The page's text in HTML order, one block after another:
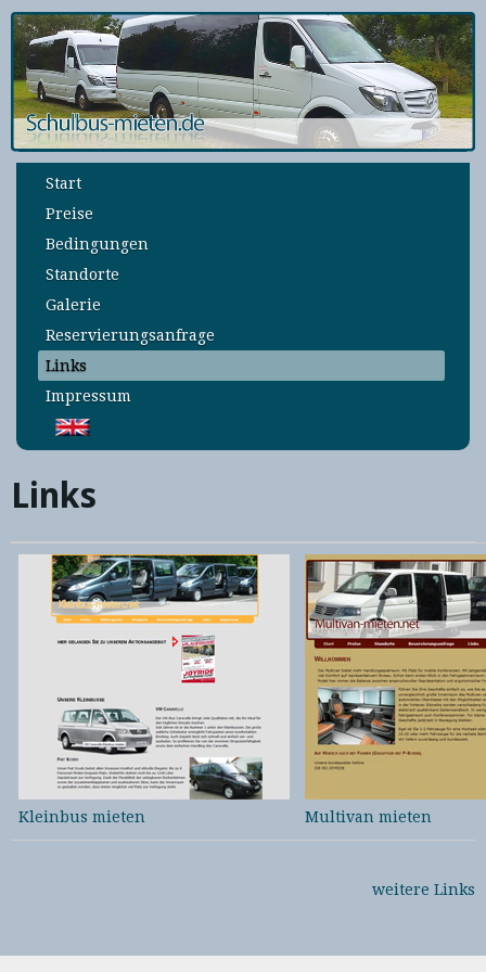
Start
Preise
Bedingungen
Standorte
Galerie
Reservierungsanfrage
Links
Impressum
Links
Kleinbus mieten Multivan mieten
weitere Links